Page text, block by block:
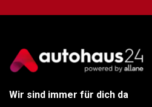
Wir sind immer für dich da